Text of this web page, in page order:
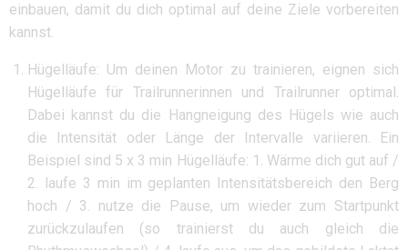
einbauen, damit du dich optimal auf deine Ziele vorbereiten
kannst.
Hügelläufe: Um deinen Motor zu trainieren, eignen sich
Hügelläufe für Trailrunnerinnen und Trailrunner optimal.
Dabei kannst du die Hangneigung des Hügels wie auch
die Intensität oder Länge der Intervalle variieren. Ein
Beispiel sind 5 x 3 min Hügelläufe: 1. Wärme dich gut auf /
2. laufe 3 min im geplanten Intensitätsbereich den Berg
hoch / 3. nutze die Pause, um wieder zum Startpunkt
zurückzulaufen (so trainierst du auch gleich die